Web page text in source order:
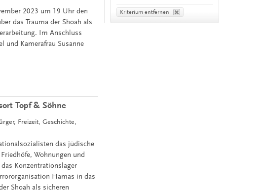
2023 um 19 Uhr den
das Trauma der Shoah als
Im Anschluss
und Kamerafrau Susanne
Topf & Söhne
Freizeit, Geschichte,
das jüdische
Wohnungen und
Konzentrationslager
Hamas in das
Shoah als sicheren
Kriterium entfernen